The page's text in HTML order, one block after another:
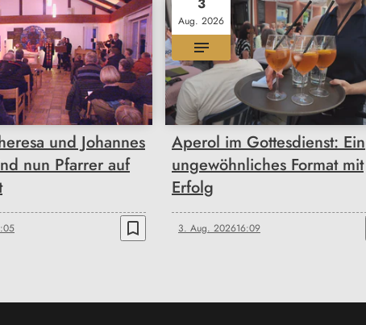
und Johannes
nun Pfarrer auf
bookmark_border
Aug. 2026
Aperol im Gottesdienst: Ein
ungewöhnliches Format mit
Erfolg
3. Aug. 202616:09